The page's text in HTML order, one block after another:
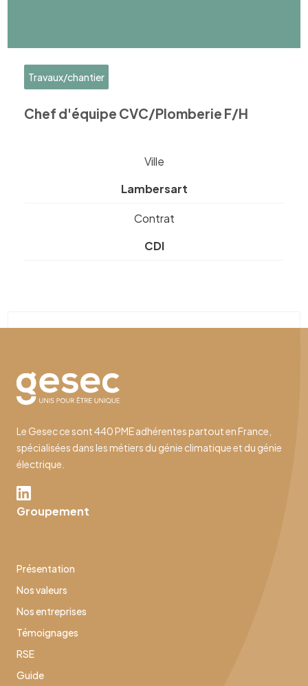
Travaux/chantier
Chef d'équipe CVC/Plomberie F/H
Ville
Lambersart
Contrat
CDI
Le Gesec ce sont 440 PME adhérentes partout en France,
spécialisées dans les métiers du génie climatique et du génie
électrique.
Groupement
Présentation
Nos valeurs
Nos entreprises
Témoignages
RSE
Guide